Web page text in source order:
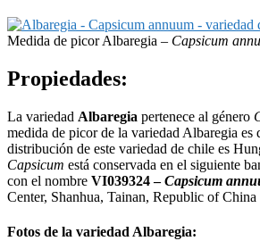
Medida de picor Albaregia – Capsicum
Propiedades:
La variedad Albaregia pertenece al género
medida de picor de la variedad Albaregia es
distribución de este variedad de chile es
Capsicum está conservada en el siguiente
con el nombre VI039324 –Capsicum
Center, Shanhua, Tainan, Republic of
Fotos de la variedad Albaregia: